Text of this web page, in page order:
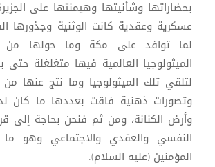
بحضاراتها وشأنيتها وهيمنتها على
عسكرية وعقدية كانت الوثنية وجذورها
لما توافد على مكة وما حولها من
الميثولوجيا العالمية فيها متغلغلة
لتلقي تلك الميثولوجيا وما نتج عنها
وتصورات ذهنية فاقت بعددها ما كان
وأرض الكنانة، ومن ثم فنحن بحاجة إلى
النفسي والعقدي والاجتماعي وهو
المؤمنين (عليه السلام).